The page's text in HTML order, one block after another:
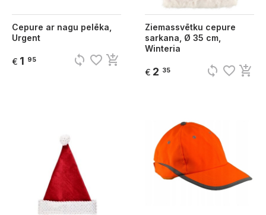
Cepure ar nagu pelēka,
Urgent
€ 1 95 sync favorite_border add_shopping_cart
Ziemassvētku cepure
sarkana, Ø 35 cm,
Winteria
€ 2 35 sync favorite_border add_shopping_cart